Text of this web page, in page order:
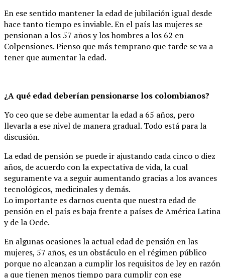
En ese sentido mantener la edad de jubilación igual desde
hace tanto tiempo es inviable. En el país las mujeres se
pensionan a los 57 años y los hombres a los 62 en
Colpensiones. Pienso que más temprano que tarde se va a
tener que aumentar la edad.
¿A qué edad deberían pensionarse los colombianos?
Yo ceo que se debe aumentar la edad a 65 años, pero
llevarla a ese nivel de manera gradual. Todo está para la
discusión.
La edad de pensión se puede ir ajustando cada cinco o diez
años, de acuerdo con la expectativa de vida, la cual
seguramente va a seguir aumentando gracias a los avances
tecnológicos, medicinales y demás.
Lo importante es darnos cuenta que nuestra edad de
pensión en el país es baja frente a países de América Latina
y de la Ocde.
En algunas ocasiones la actual edad de pensión en las
mujeres, 57 años, es un obstáculo en el régimen público
porque no alcanzan a cumplir los requisitos de ley en razón
a que tienen menos tiempo para cumplir con ese